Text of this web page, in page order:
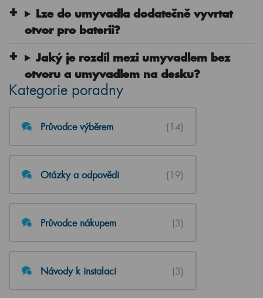
Lze do umyvadla dodatečně vyvrtat
otvor pro baterii?
Jaký je rozdíl mezi umyvadlem bez
otvoru a umyvadlem na desku?
Kategorie poradny
Průvodce výběrem (14)
Otázky a odpovědi (19)
Průvodce nákupem (3)
Návody k instalaci (3)